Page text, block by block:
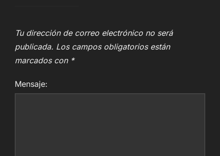
Tu dirección de correo electrónico no será
publicada. Los campos obligatorios están
marcados con *
Mensaje: